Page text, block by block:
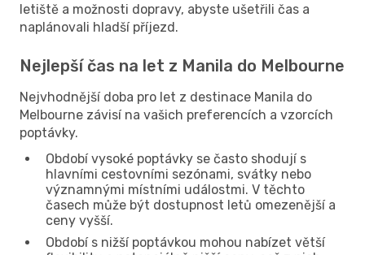
letiště a možnosti dopravy, abyste ušetřili čas a
naplánovali hladší příjezd.
Nejlepší čas na let z Manila do Melbourne
Nejvhodnější doba pro let z destinace Manila do
Melbourne závisí na vašich preferencích a vzorcích
poptávky.
Období vysoké poptávky se často shodují s
hlavními cestovními sezónami, svátky nebo
významnými místními událostmi. V těchto
časech může být dostupnost letů omezenější a
ceny vyšší.
Období s nižší poptávkou mohou nabízet větší